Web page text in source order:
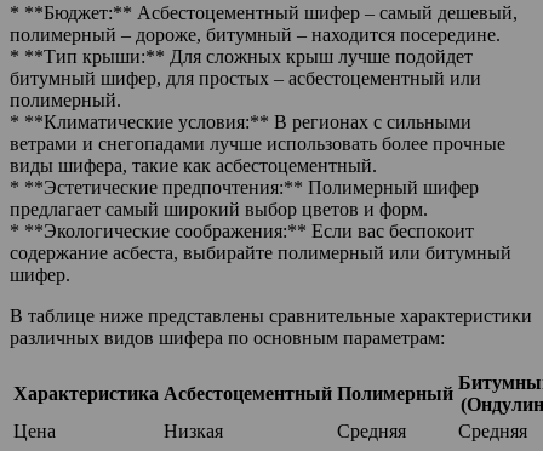
* **Бюджет:** Асбестоцементный шифер – самый дешевый,
полимерный – дороже, битумный – находится посередине.
* **Тип крыши:** Для сложных крыш лучше подойдет
битумный шифер, для простых – асбестоцементный или
полимерный.
* **Климатические условия:** В регионах с сильными
ветрами и снегопадами лучше использовать более прочные
виды шифера, такие как асбестоцементный.
* **Эстетические предпочтения:** Полимерный шифер
предлагает самый широкий выбор цветов и форм.
* **Экологические соображения:** Если вас беспокоит
содержание асбеста, выбирайте полимерный или битумный
шифер.
В таблице ниже представлены сравнительные характеристики
различных видов шифера по основным параметрам:
Характеристика Асбестоцементный Полимерный
Цена
Низкая Средняя
Средняя